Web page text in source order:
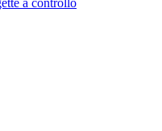
a controllo